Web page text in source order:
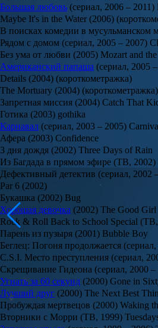
Большая любовь (сериал, 2006 –
Maybe It's in the Water (2006)
В поисках комедии в мусульманском
Рядом с домом (сериал, 2005 – 2007)
Без ума от любви (2005) Mozart and
Американский папаша (сериал, 2005
Details (2004) (короткометражка)
The Mortuary (2004) (короткометражка)
Запретная миссия (2004) Catch That
Готика (2003) gothika
Карнавал (сериал, 2003 – 2005)
Афера (2003) Confidence
3 дня дождя (2002) Three Days of Rain
Из Багдада в прямом эфире (ТВ,
Дефективный детектив (сериал, 2002
Par 6 (2002)
Букашка (2002) Bug
Хорошая девочка (2002) The Good Girl
Rock & Roll Back to School Special
Парень из пузыря (2001) Bubble Boy
Беглец: Погоня продолжается
C.S.I. Место преступления (сериал,
Скрещивание Гидеона (сериал, 2000 –
Угнать за 60 секунд (2000) Gone in
Лучший друг (2000) The Next Best
Пробуждая мертвецов (2000) Waking
Вторники с Морри (ТВ, 1999)